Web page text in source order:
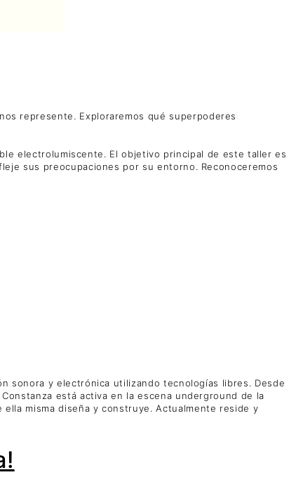
represente. Exploraremos qué superpoderes
electrolumiscente. El objetivo principal de este taller es
sus preocupaciones por su entorno. Reconoceremos
sonora y electrónica utilizando tecnologías libres. Desde
está activa en la escena underground de la
misma diseña y construye. Actualmente reside y